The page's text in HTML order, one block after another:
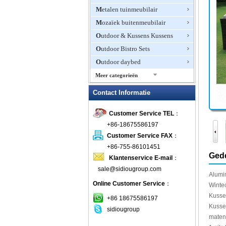
Metalen tuinmeubilair
Mozaïek buitenmeubilair
Outdoor & Kussens Kussens
Outdoor Bistro Sets
Outdoor daybed
Meer categorieën
Outdoor Fire Pits
Outdoor Furniture Hotel
Outdoor Patio Stoelen
Outdoor Planters
Outdoor rotan meubels
Outdoor schommelstoelen
Outdoor Zweefvliegtuigen &
patio Sets
picknicktafels
plastic buitenmeubilair
Contact Informatie
Customer Service TEL ：
+86-18675586197
Customer Service FAX ：
+86-755-86101451
Klantenservice E-mail ：
sale@sidiougroup.com
Online Customer Service ：
+86 18675586197
sidiougroup
maten